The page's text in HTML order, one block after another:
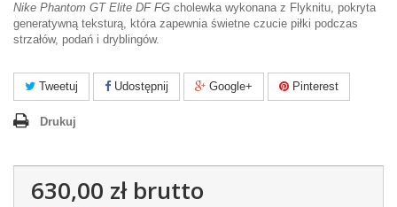
Nike Phantom GT Elite DF FG cholewka wykonana z Flyknitu, pokryta
generatywną teksturą, która zapewnia świetne czucie piłki podczas
strzałów, podań i dryblingów.
Tweetuj Udostępnij Google+ Pinterest
Drukuj
630,00 złbrutto